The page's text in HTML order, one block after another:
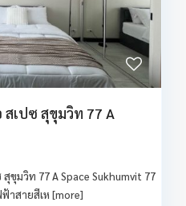
เปซ สุขุมวิท 77 A
ขุมวิท 77 A Space Sukhumvit 77
าสายสีเห [more]